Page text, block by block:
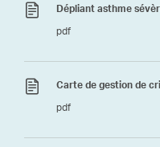
Dépliant asthme
pdf
Carte de gestion de
pdf